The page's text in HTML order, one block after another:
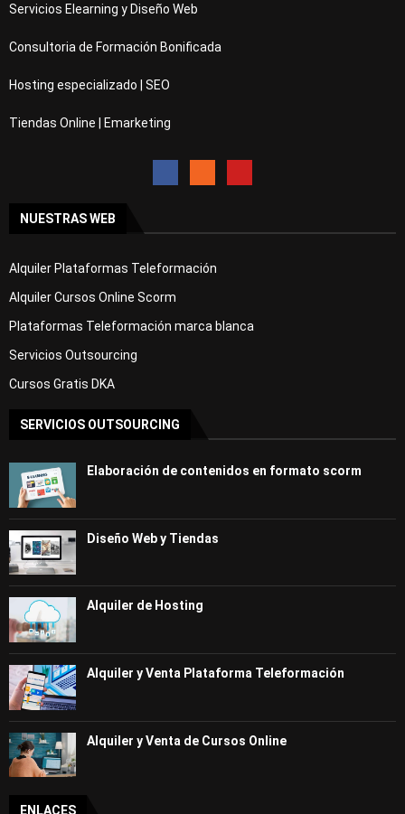
Servicios Elearning y Diseño Web
Consultoria de Formación Bonificada
Hosting especializado | SEO
Tiendas Online | Emarketing
NUESTRAS WEB
Alquiler Plataformas Teleformación
Alquiler Cursos Online Scorm
Plataformas Teleformación marca blanca
Servicios Outsourcing
Cursos Gratis DKA
SERVICIOS OUTSOURCING
Elaboración de contenidos en formato scorm
Diseño Web y Tiendas
Alquiler de Hosting
Alquiler y Venta Plataforma Teleformación
Alquiler y Venta de Cursos Online
ENLACES